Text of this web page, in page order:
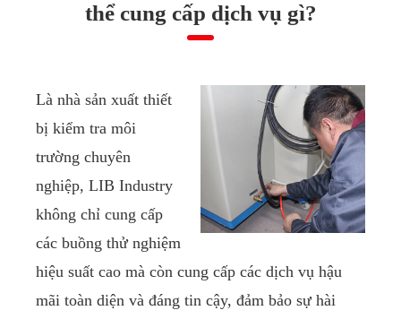
thể cung cấp dịch vụ gì?
Là nhà sản xuất thiết
bị kiểm tra môi
trường chuyên
nghiệp, LIB Industry
không chỉ cung cấp
các buồng thử nghiệm
hiệu suất cao mà còn cung cấp các dịch vụ hậu
mãi toàn diện và đáng tin cậy, đảm bảo sự hài